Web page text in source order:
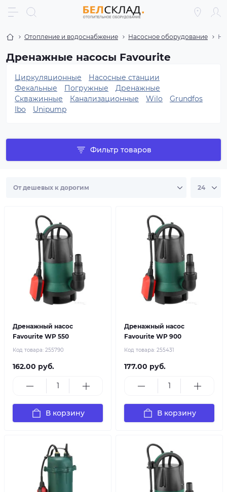
Отопление и водоснабжение Насосное оборудование
Дренажные насосы Favourite
Циркуляционные
Насосные станции
Фекальные
Погружные
Дренажные
Скважинные
Канализационные Wilo
Grundfos
Ibo
Unipump
Фильтр товаров
Дренажный насос
Favourite WP 550
Код товара: 255790
162.00 руб.
В корзину
Дренажный насос
Favourite WP 900
Код товара: 255431
177.00 руб.
В корзину